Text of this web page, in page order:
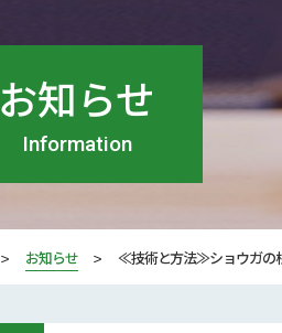
お知らせ
Information
お知らせ ≪技術と方法≫ショウガの